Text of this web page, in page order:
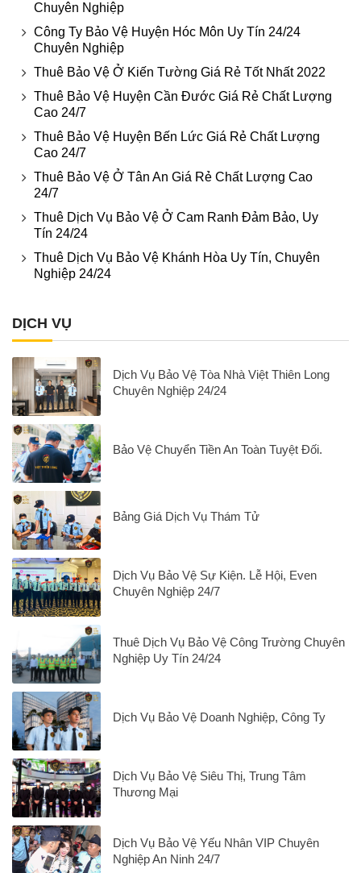
Chuyên Nghiệp
Công Ty Bảo Vệ Huyện Hóc Môn Uy Tín 24/24
Chuyên Nghiệp
Thuê Bảo Vệ Ở Kiến Tường Giá Rẻ Tốt Nhất 2022
Thuê Bảo Vệ Huyện Cần Đước Giá Rẻ Chất Lượng
Cao 24/7
Thuê Bảo Vệ Huyện Bến Lức Giá Rẻ Chất Lượng
Cao 24/7
Thuê Bảo Vệ Ở Tân An Giá Rẻ Chất Lượng Cao
24/7
Thuê Dịch Vụ Bảo Vệ Ở Cam Ranh Đảm Bảo, Uy
Tín 24/24
Thuê Dịch Vụ Bảo Vệ Khánh Hòa Uy Tín, Chuyên
Nghiệp 24/24
DỊCH VỤ
Dịch Vụ Bảo Vệ Tòa Nhà Việt Thiên Long
Chuyên Nghiệp 24/24
Bảo Vệ Chuyển Tiền An Toàn Tuyệt Đối.
Bảng Giá Dịch Vụ Thám Tử
Dịch Vụ Bảo Vệ Sự Kiện. Lễ Hội, Even
Chuyên Nghiệp 24/7
Thuê Dịch Vụ Bảo Vệ Công Trường Chuyên
Nghiệp Uy Tín 24/24
Dịch Vụ Bảo Vệ Doanh Nghiệp, Công Ty
Dịch Vụ Bảo Vệ Siêu Thị, Trung Tâm
Thương Mại
Dịch Vụ Bảo Vệ Yếu Nhân VIP Chuyên
Nghiệp An Ninh 24/7